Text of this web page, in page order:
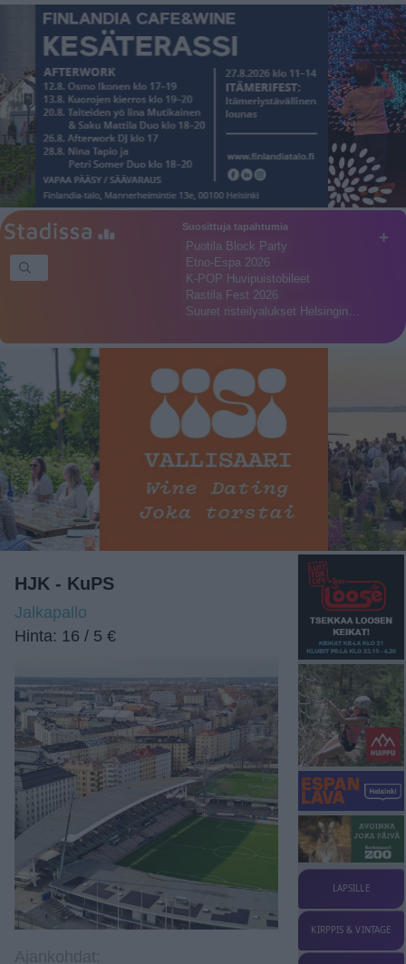
+
Suosittuja tapahtumia
Puotila Block Party
Etno-Espa 2026
K-POP Huvipuistobileet
Rastila Fest 2026
Suuret risteilyalukset Helsingin…
HJK - KuPS
Jalkapallo
Hinta: 16 / 5 €
LAPSILLE
KIRPPIS & VINTAGE